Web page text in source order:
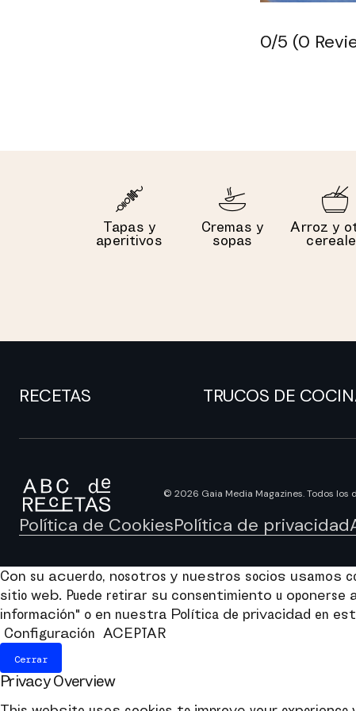
0/5 (0
Tapas y
aperitivos
Cremas y
sopas
Arroz y
RECETAS TRUCOS DE
© 2026 Gaia Media Magazines. Todos los
Política de CookiesPolítica de privacidad
Con su acuerdo, nosotros y nuestros socios usamos
sitio web. Puede retirar su consentimiento u
información" o en nuestra Política de privacidad en
Configuración
ACEPTAR
Cerrar
Privacy Overview